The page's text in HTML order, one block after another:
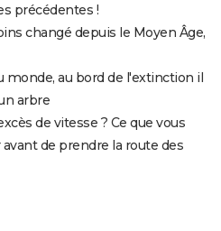
précédentes !
changé depuis le Moyen Âge,
monde, au bord de l'extinction il
arbre
de vitesse ? Ce que vous
de prendre la route des